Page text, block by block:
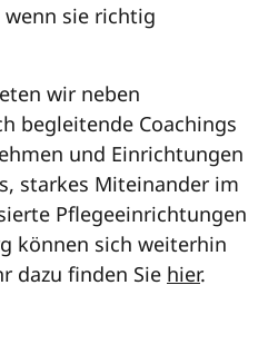
sie richtig
wir neben
begleitende Coachings
und Einrichtungen
starkes Miteinander im
Pflegeeinrichtungen
können sich weiterhin
dazu finden Sie hier.